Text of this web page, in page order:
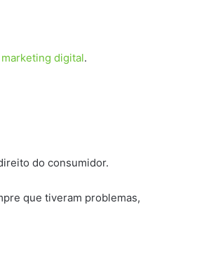
marketing digital.
do consumidor.
que tiveram problemas,